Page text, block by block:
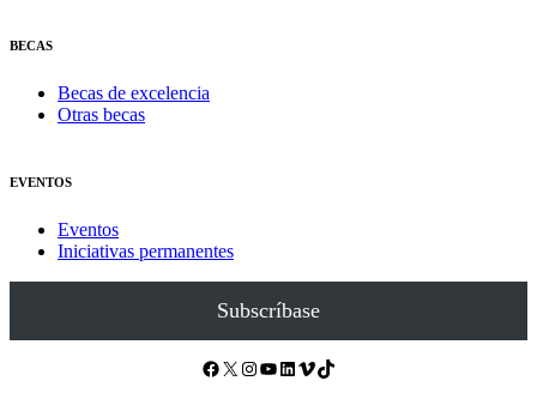
BECAS
Becas de excelencia
Otras becas
EVENTOS
Eventos
Iniciativas permanentes
Subscríbase
Facebook X Instagram YouTube LinkedIn Vimeo TikTok